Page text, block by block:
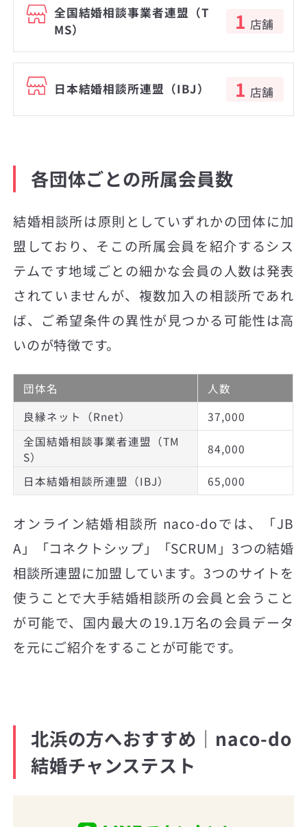
全国結婚相談事業者連盟（T
MS）
1 店舗
日本結婚相談所連盟（IBJ） 1 店舗
各団体ごとの所属会員数
結婚相談所は原則としていずれかの団体に加
盟しており、そこの所属会員を紹介するシス
テムです地域ごとの細かな会員の人数は発表
されていませんが、複数加入の相談所であれ
ば、ご希望条件の異性が見つかる可能性は高
いのが特徴です。
団体名
人数
良縁ネット（Rnet）
37,000
全国結婚相談事業者連盟（TM
S）
84,000
日本結婚相談所連盟（IBJ） 65,000
オンライン結婚相談所 naco-doでは、「JB
A」「コネクトシップ」「SCRUM」3つの結婚
相談所連盟に加盟しています。3つのサイトを
使うことで大手結婚相談所の会員と会うこと
が可能で、国内最大の19.1万名の会員データ
を元にご紹介をすることが可能です。
北浜の方へおすすめ｜naco-do
結婚チャンステスト